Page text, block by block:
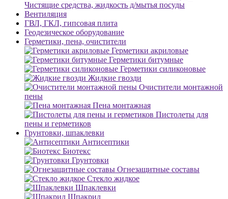
Чистящие средства, жидкость д/мытья посуды
Вентиляция
ГВЛ, ГКЛ, гипсовая плита
Геодезическое оборудование
Герметики, пена, очистители
Герметики акриловые
Герметики битумные
Герметики силиконовые
Жидкие гвозди
Очистители монтажной
пены
Пена монтажная
Пистолеты для
пены и герметиков
Грунтовки, шпаклевки
Антисептики
Биотекс
Грунтовки
Огнезащитные составы
Стекло жидкое
Шпаклевки
Шпакрил